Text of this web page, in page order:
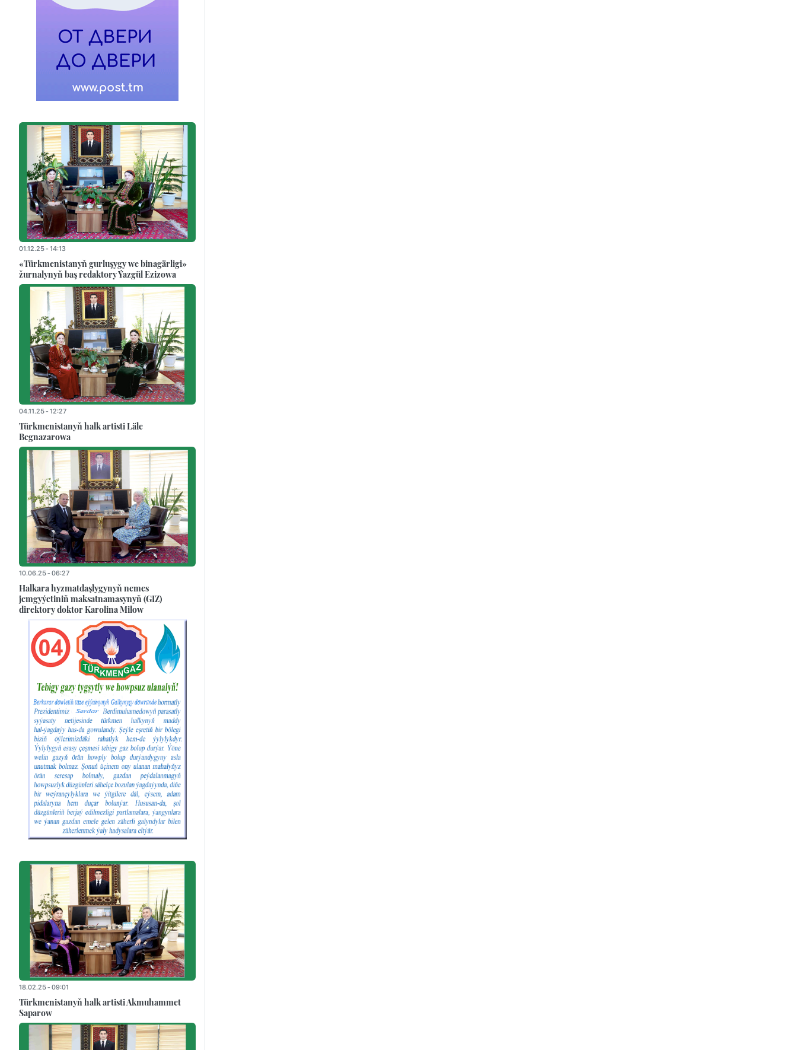
01.12.25 - 14:13
«Türkmenistanyň gurluşygy we binagärligi»
žurnalynyň baş redaktory Ýazgül Ezizowa
04.11.25 - 12:27
Türkmenistanyň halk artisti Läle
Begnazarowa
10.06.25 - 06:27
Halkara hyzmatdaşlygynyň nemes
jemgyýetiniň maksatnamasynyň (GIZ)
direktory doktor Karolina Milow
18.02.25 - 09:01
Türkmenistanyň halk artisti Akmuhammet
Saparow